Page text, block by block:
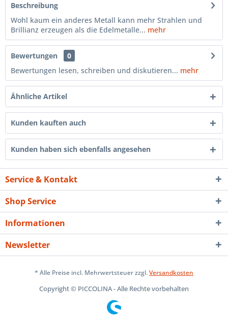
Beschreibung
Wohl kaum ein anderes Metall kann mehr Strahlen und
Brillianz erzeugen als die Edelmetalle... mehr
Bewertungen
0
Bewertungen lesen, schreiben und diskutieren... mehr
Ähnliche Artikel
Kunden kauften auch
Kunden haben sich ebenfalls angesehen
Service & Kontakt
Shop Service
Informationen
Newsletter
* Alle Preise incl. Mehrwertsteuer zzgl.Versandkosten
Copyright © PICCOLINA - Alle Rechte vorbehalten